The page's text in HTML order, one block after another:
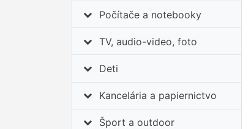
Počítače a notebooky
TV, audio-video, foto
Deti
Kancelária a papiernictvo
Šport a outdoor